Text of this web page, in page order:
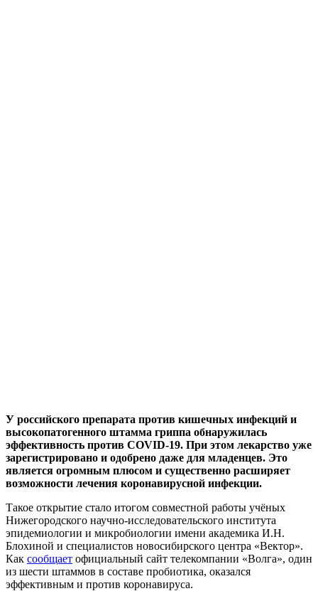
У российского препарата против кишечных инфекций и
высокопатогенного штамма гриппа обнаружилась
эффективность против COVID-19. При этом лекарство уже
зарегистрировано и одобрено даже для младенцев. Это
является огромным плюсом и существенно расширяет
возможности лечения коронавирусной инфекции.
Такое открытие стало итогом совместной работы учёных
Нижегородского научно-исследовательского института
эпидемиологии и микробиологии имени академика И.Н.
Блохиной и специалистов новосибирского центра «Вектор».
Как сообщает официальный сайт телекомпании «Волга», один
из шести штаммов в составе пробиотика, оказался
эффективным и против коронавируса.